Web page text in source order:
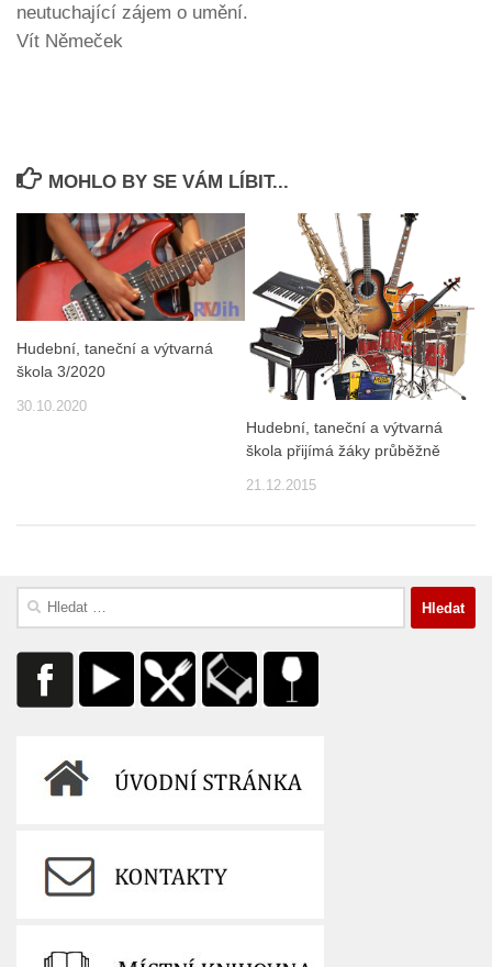
neutuchající zájem o umění.
Vít Němeček
MOHLO BY SE VÁM LÍBIT...
Hudební, taneční a výtvarná
škola 3/2020
30.10.2020
Hudební, taneční a výtvarná
škola přijímá žáky průběžně
21.12.2015
Vyhledávání